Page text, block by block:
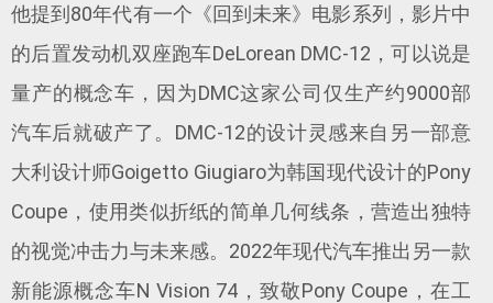
他提到80年代有一个《回到未来》电影系列，影片中
的后置发动机双座跑车DeLorean DMC-12，可以说是
量产的概念车，因为DMC这家公司仅生产约9000部
汽车后就破产了。DMC-12的设计灵感来自另一部意
大利设计师Goigetto Giugiaro为韩国现代设计的Pony
Coupe，使用类似折纸的简单几何线条，营造出独特
的视觉冲击力与未来感。2022年现代汽车推出另一款
新能源概念车N Vision 74，致敬Pony Coupe，在工